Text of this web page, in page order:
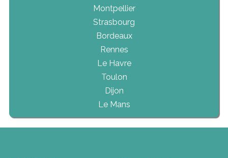
Montpellier
Strasbourg
Bordeaux
Rennes
Le Havre
Toulon
Dijon
Le Mans